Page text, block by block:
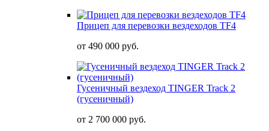
Прицеп для перевозки вездеходов TF4
от 490 000 руб.
Гусеничный вездеход TINGER Track 2
(гусеничный)
от 2 700 000 руб.